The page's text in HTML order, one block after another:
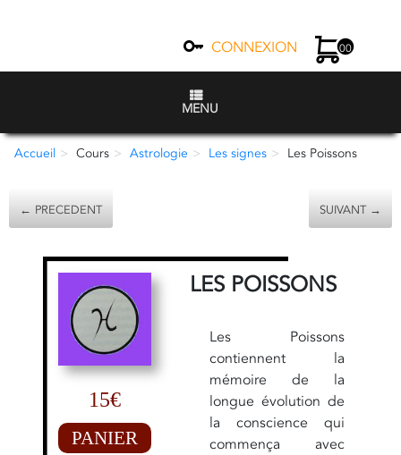
CONNEXION 00
MENU
Accueil Cours Astrologie Les signes Les Poissons
← PRECEDENT SUIVANT →
15€
PANIER
LES POISSONS
Les Poissons
contiennent la
mémoire de la
longue évolution de
la conscience qui
commença avec